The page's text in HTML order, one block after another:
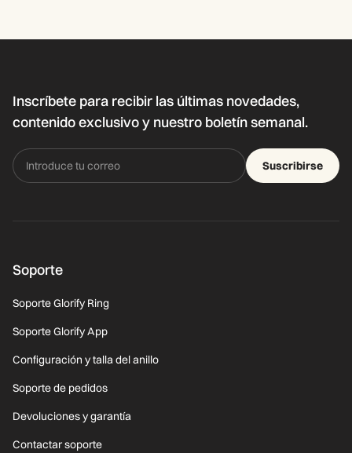
Inscríbete para recibir las últimas novedades,
contenido exclusivo y nuestro boletín semanal.
Suscribirse
Soporte
Soporte Glorify Ring
Soporte Glorify App
Configuración y talla del anillo
Soporte de pedidos
Devoluciones y garantía
Contactar soporte